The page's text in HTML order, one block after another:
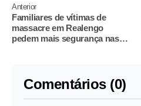
Anterior
Familiares de vítimas de
massacre em Realengo
pedem mais segurança nas
Comentários (0)